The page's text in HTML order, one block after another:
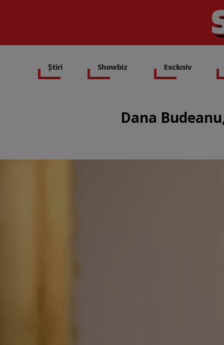
Știri Showbiz Exclusiv
Dana